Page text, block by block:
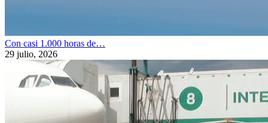
Con casi 1.000 horas de…
29 julio, 2026